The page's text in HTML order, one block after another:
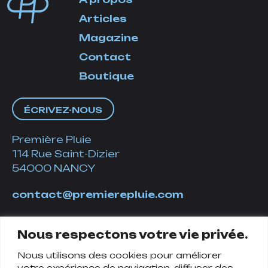
Nous respectons votre vie privée.
Nous utilisons des cookies pour améliorer
Articles
Magazine
Contact
Boutique
ÉCRIVEZ-NOUS
Première Pluie
114 Rue Saint-Dizier
54000 NANCY
contact@premierepluie.com
Suivez-nous